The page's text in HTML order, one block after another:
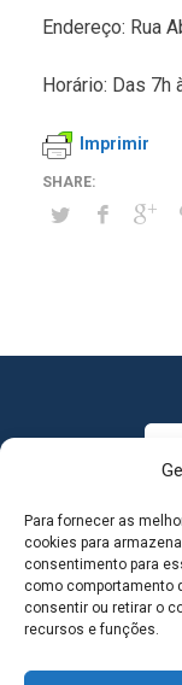
Para fornecer as
cookies para
consentimento para
como comportamento
consentir ou retirar o
recursos e funções.
Endereço: Rua
Horário: Das 7h
Imprimir
MAPA DO SITE